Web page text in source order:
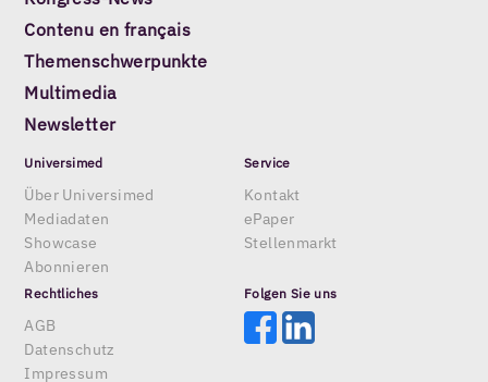
Contenu en français
Themenschwerpunkte
Multimedia
Newsletter
Universimed
Über Universimed
Mediadaten
Showcase
Abonnieren
Service
Kontakt
ePaper
Stellenmarkt
Rechtliches
AGB
Datenschutz
Impressum
Folgen Sie uns